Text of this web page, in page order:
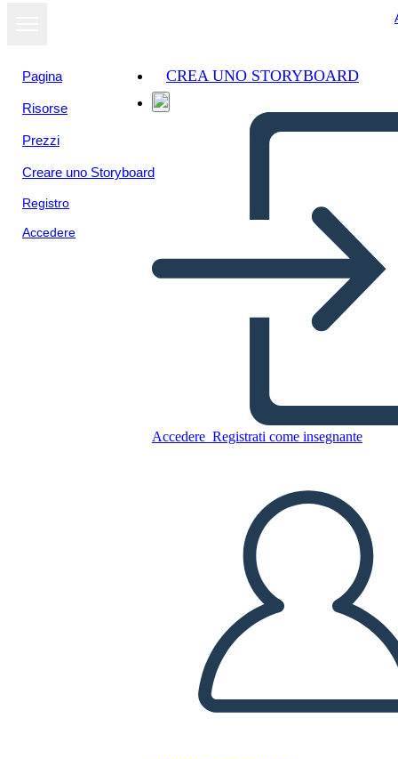
Pagina
Risorse
Prezzi
Creare uno Storyboard
Registro
Accedere
CREA UNO STORYBOARD
Accedere Registrati come insegnante
RIPRODURRE LA PRESENTAZIONE
LEGGIMI